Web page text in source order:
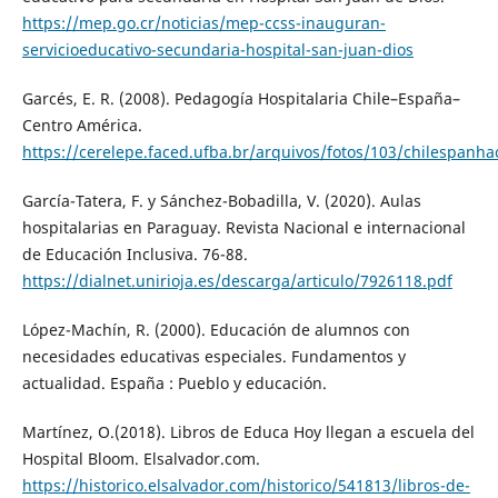
https://mep.go.cr/noticias/mep-ccss-inauguran-
servicioeducativo-secundaria-hospital-san-juan-dios
Garcés, E. R. (2008). Pedagogía Hospitalaria Chile–España–
Centro América.
https://cerelepe.faced.ufba.br/arquivos/fotos/103/
García-Tatera, F. y Sánchez-Bobadilla, V. (2020). Aulas
hospitalarias en Paraguay. Revista Nacional e internacional
de Educación Inclusiva. 76-88.
https://dialnet.unirioja.es/descarga/articulo/7926118.pdf
López-Machín, R. (2000). Educación de alumnos con
necesidades educativas especiales. Fundamentos y
actualidad. España : Pueblo y educación.
Martínez, O.(2018). Libros de Educa Hoy llegan a escuela del
Hospital Bloom. Elsalvador.com.
https://historico.elsalvador.com/historico/541813/libros-de-